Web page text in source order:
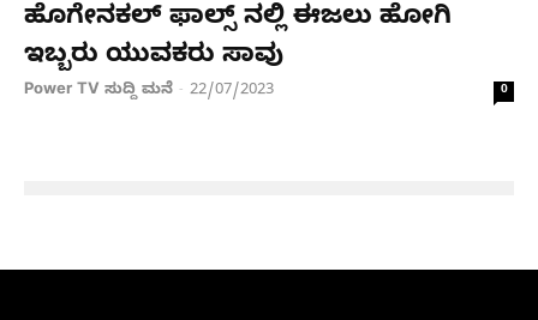
ಹೊಗೇನಕಲ್ ಫಾಲ್ಸ್ ನಲ್ಲಿ ಈಜಲು ಹೋಗಿ
ಇಬ್ಬರು ಯುವಕರು ಸಾವು
Power TV ಸುದ್ದಿ ಮನೆ - 22/07/2023 0